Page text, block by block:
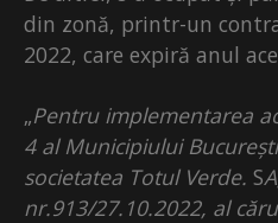
din zonă, printr-un
2022, care expiră anul
„Pentru implementarea
4 al Municipiului
societatea Totul Verde. S
nr.913/27.10.2022, al